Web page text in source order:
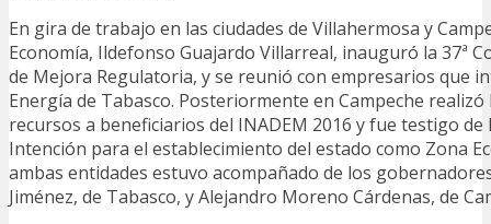
En gira de trabajo en las ciudades de Villahermosa y
Economía, Ildefonso Guajardo Villarreal, inauguró la 37ª
de Mejora Regulatoria, y se reunió con empresarios que
Energía de Tabasco. Posteriormente en Campeche
recursos a beneficiarios del INADEM 2016 y fue testigo de
Intención para el establecimiento del estado como Zona
ambas entidades estuvo acompañado de los
Jiménez, de Tabasco, y Alejandro Moreno Cárdenas, de